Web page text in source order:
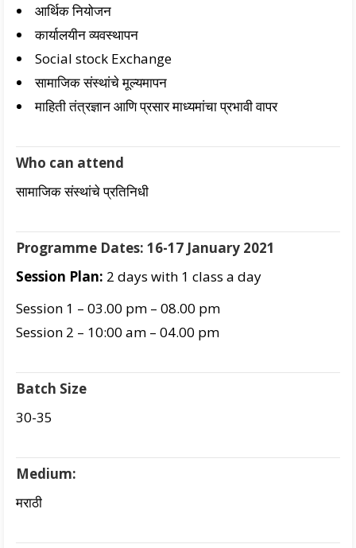
आर्थिक नियोजन
कार्यालयीन व्यवस्थापन
Social stock Exchange
सामाजिक संस्थांचे मूल्यमापन
माहिती तंत्रज्ञान आणि प्रसार माध्यमांचा प्रभावी वापर
Who can attend
सामाजिक संस्थांचे प्रतिनिधी
Programme Dates: 16-17 January 2021
Session Plan: 2 days with 1 class a day
Session 1 – 03.00 pm – 08.00 pm
Session 2 – 10:00 am – 04.00 pm
Batch Size
30-35
Medium:
मराठी